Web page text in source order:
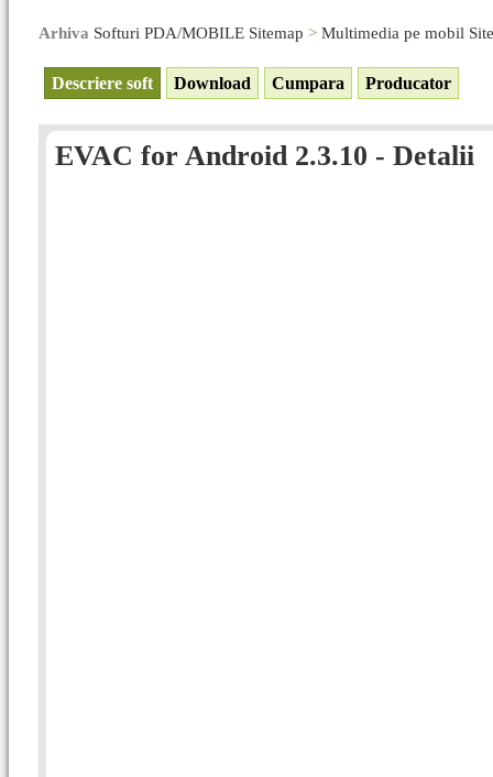
Arhiva Softuri PDA/MOBILE Sitemap > Multimedia pe mobil
Descriere soft Download Cumpara Producator
EVAC for Android 2.3.10 - Detalii